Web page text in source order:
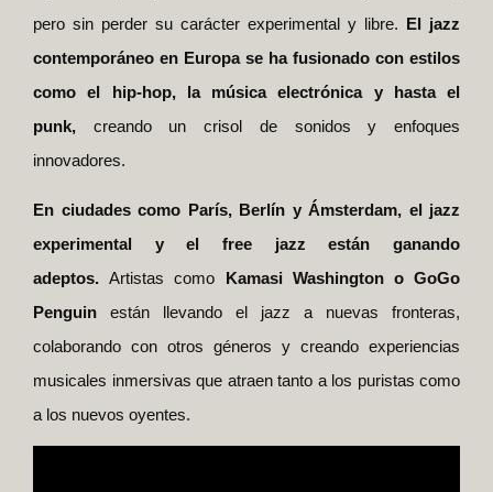
pero sin perder su carácter experimental y libre.
El jazz
contemporáneo en Europa se ha fusionado con estilos
como el hip-hop, la música electrónica y hasta el
punk, creando un crisol de sonidos y enfoques
innovadores.
En ciudades como París, Berlín y Ámsterdam, el jazz
experimental y el free jazz están ganando
adeptos.Artistas como
Kamasi Washington o GoGo
Penguin están llevando el jazz a nuevas fronteras,
colaborando con otros géneros y creando experiencias
musicales inmersivas que atraen tanto a los puristas como
a los nuevos oyentes.